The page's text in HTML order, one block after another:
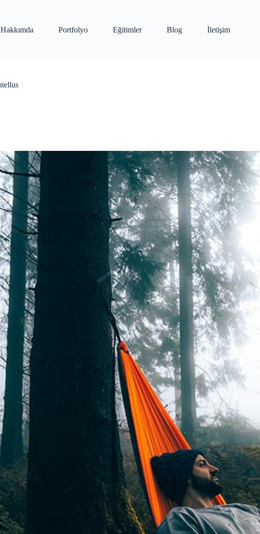
Hakkımda Portfolyo Eğitimler Blog İletişim